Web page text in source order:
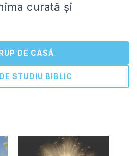
curată și
DE CASĂ
STUDIU BIBLIC